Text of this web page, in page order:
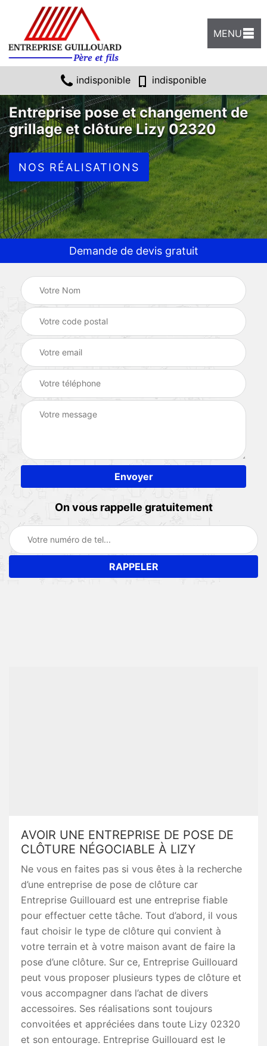
MENU
indisponible indisponible
Entreprise pose et changement de
grillage et clôture Lizy 02320
NOS RÉALISATIONS
Demande de devis gratuit
On vous rappelle gratuitement
AVOIR UNE ENTREPRISE DE POSE DE
CLÔTURE NÉGOCIABLE À LIZY
Ne vous en faites pas si vous êtes à la recherche
d’une entreprise de pose de clôture car
Entreprise Guillouard est une entreprise fiable
pour effectuer cette tâche. Tout d’abord, il vous
faut choisir le type de clôture qui convient à
votre terrain et à votre maison avant de faire la
pose d’une clôture. Sur ce, Entreprise Guillouard
peut vous proposer plusieurs types de clôture et
vous accompagner dans l’achat de divers
accessoires. Ses réalisations sont toujours
convoitées et appréciées dans toute Lizy 02320
et son entourage. Entreprise Guillouard est le